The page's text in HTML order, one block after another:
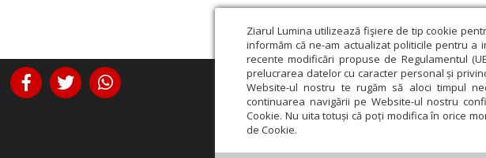
Ziarul Lumina utilizează fişiere de tip cookie
informăm că ne-am actualizat politicile pentru a
recente modificări propuse de Regulamentul
prelucrarea datelor cu caracter personal și
Website-ul nostru te rugăm să aloci timpul
continuarea navigării pe Website-ul nostru
Cookie. Nu uita totuși că poți modifica în orice
de Cookie.